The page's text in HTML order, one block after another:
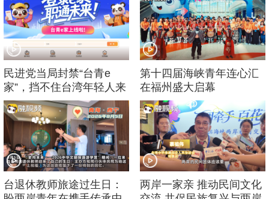
民进党当局封禁“台青e
家”，挡不住台湾年轻人来
大陆的脚步！
第十四届海峡青年连心汇
在福州盛大启幕
台退休教师旅途过生日：
两岸一家亲 推动民间文化